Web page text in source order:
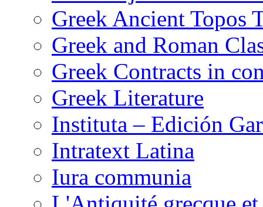
Greek Ancient Topos
Greek and Roman
Greek Contracts in
Greek Literature
Instituta – Edición
Intratext Latina
Iura communia